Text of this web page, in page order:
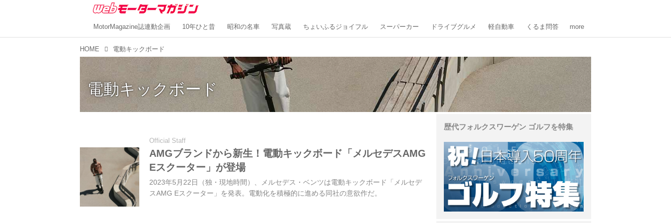
MotorMagazine誌連動企画 10年ひと昔 昭和の名車 写真蔵 ちょいふるジョイフル スーパーカー ドライブグルメ 軽自動車 くるま問答 more
HOME 電動キックボード
電動キックボード
Official Staff
AMGブランドから新生！電動キックボード「メルセデスAMG
Eスクーター」が登場
2023年5月22日（独・現地時間）、メルセデス・ベンツは電動キックボード「メルセデ
スAMG Eスクーター」を発表。電動化を積極的に進める同社の意欲作だ。
歴代フォルクスワーゲン ゴルフを特集